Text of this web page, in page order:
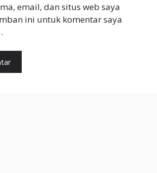
email, dan situs web saya
ini untuk komentar saya